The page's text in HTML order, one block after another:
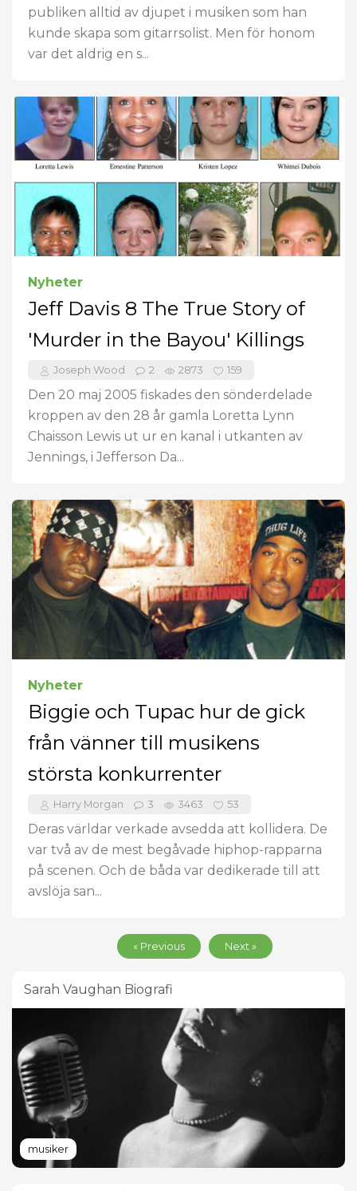
publiken alltid av djupet i musiken som han
kunde skapa som gitarrsolist. Men för honom
var det aldrig en s...
Nyheter
Jeff Davis 8 The True Story of
'Murder in the Bayou' Killings
Joseph Wood 2 2873 159
Den 20 maj 2005 fiskades den sönderdelade
kroppen av den 28 år gamla Loretta Lynn
Chaisson Lewis ut ur en kanal i utkanten av
Jennings, i Jefferson Da...
Nyheter
Biggie och Tupac hur de gick
från vänner till musikens
största konkurrenter
Harry Morgan 3 3463 53
Deras världar verkade avsedda att kollidera. De
var två av de mest begåvade hiphop-rapparna
på scenen. Och de båda var dedikerade till att
avslöja san...
« Previous Next »
Sarah Vaughan Biografi
musiker